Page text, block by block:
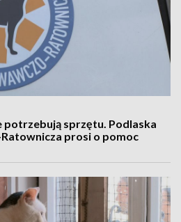
potrzebują sprzętu. Podlaska
prosi o pomoc